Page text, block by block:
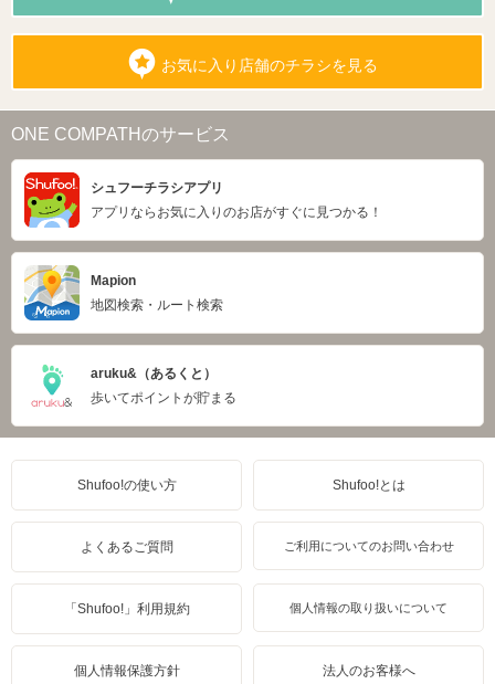
お気に入り店舗のチラシを見る
ONE COMPATHのサービス
シュフーチラシアプリ
アプリならお気に入りのお店がすぐに見つかる！
Mapion
地図検索・ルート検索
aruku&（あるくと）
歩いてポイントが貯まる
Shufoo!の使い方 Shufoo!とは
よくあるご質問 ご利用についてのお問い合わせ
「Shufoo!」利用規約 個人情報の取り扱いについて
個人情報保護方針 法人のお客様へ